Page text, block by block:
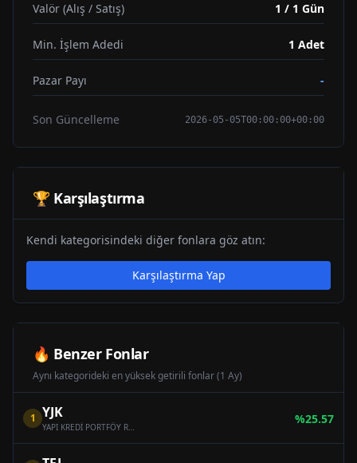
Valör (Alış / Satış) 1 / 1 Gün
Min. İşlem Adedi 1 Adet
Pazar Payı -
Son Güncelleme 2026-05-05T00:00:00+00:00
🏆 Karşılaştırma
Kendi kategorisindeki diğer fonlara göz atın:
Karşılaştırma Yap
🔥 Benzer Fonlar
Aynı kategorideki en yüksek getirili fonlar (1 Ay)
1 YJK
YAPI KREDİ PORTFÖY ROBOTİK VE YARI İLETKEN TEKNOLOJİLERİ FON SEPETİ FONU
%25.57